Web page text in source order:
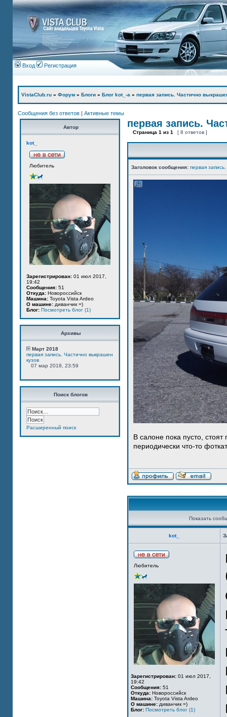
Вход Регистрация
VistaClub.ru » Форум » Блоги » Блог kot_-а » первая запись. Частично
Сообщения без ответов | Активные темы
Автор
kot_
Любитель
Зарегистрирован: 01 июл 2017,
19:42
Сообщения: 51
Откуда: Новороссийск
Машина: Toyota Vista Ardeo
О машине: диванчик =)
Блог: Посмотреть блог (1)
Архивы
Март 2018
первая запись. Частично выкрашен
кузов
07 мар 2018, 23:59
Поиск блогов
Расширенный поиск
первая запись.
Страница 1 из 1 [ 8 ответов ]
Заголовок сообщения: первая
В салоне пока пусто,
периодически что-то
Показать
kot_
Любитель
Зарегистрирован: 01 июл 2017,
19:42
Сообщения: 51
Откуда: Новороссийск
Машина: Toyota Vista Ardeo
О машине: диванчик =)
Блог: Посмотреть блог (1)